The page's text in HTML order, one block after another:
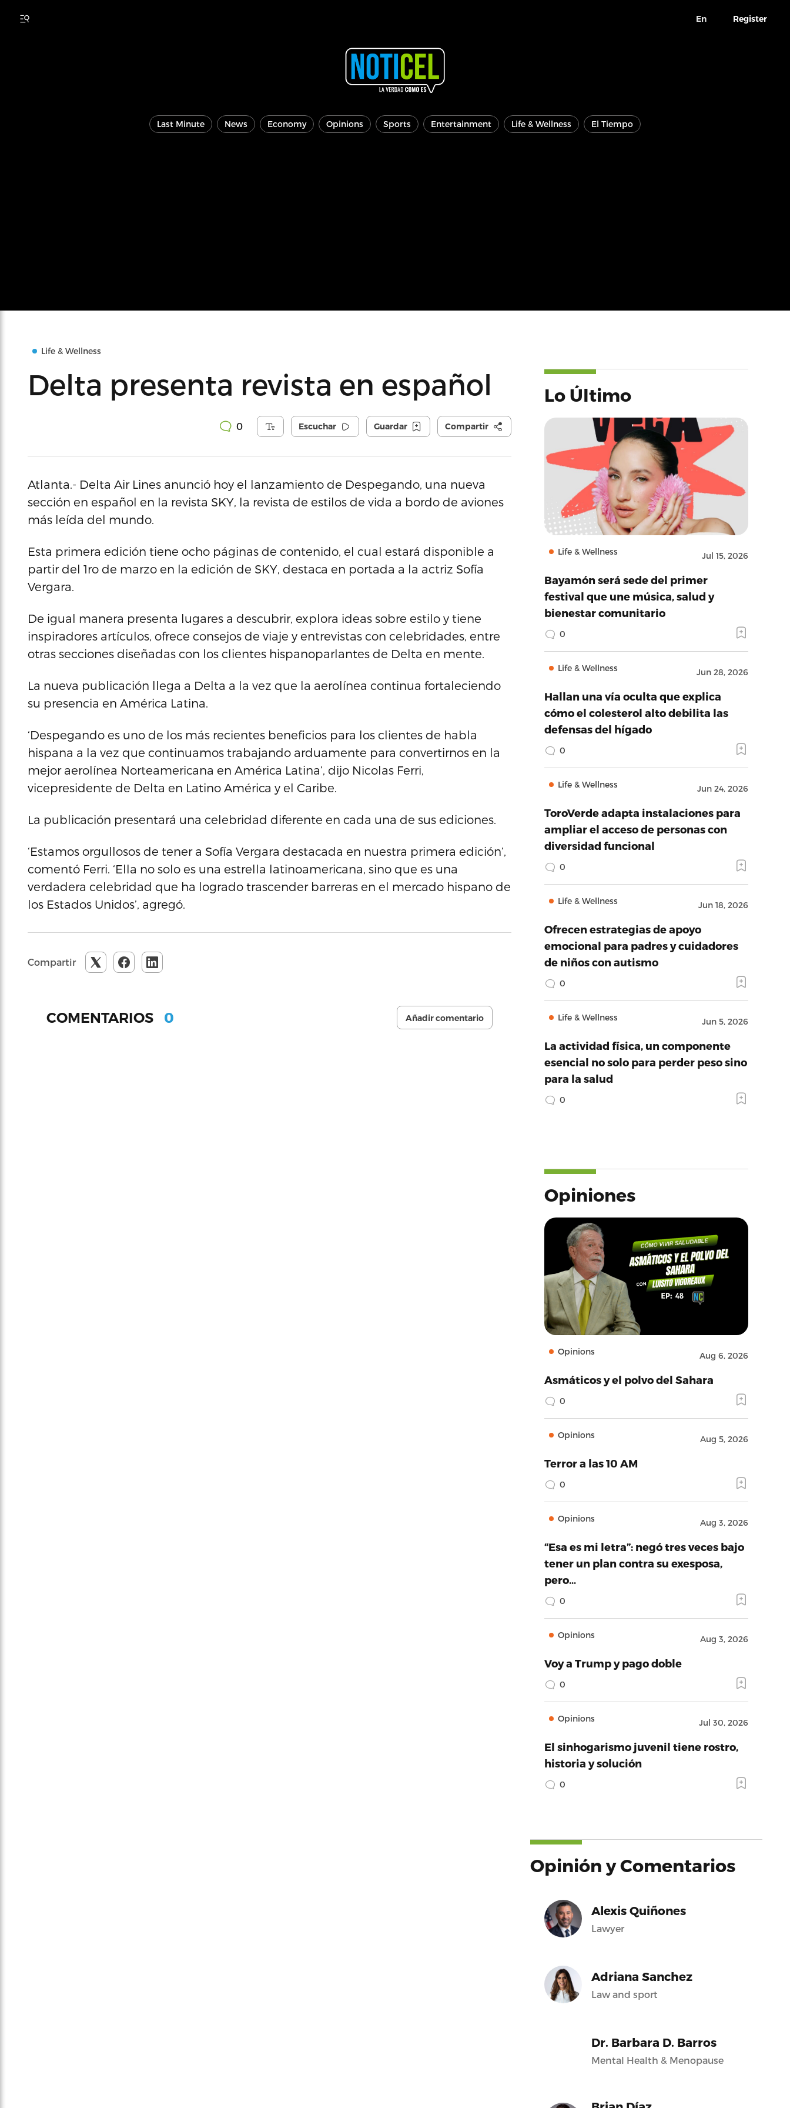
En Register
Last Minute News Economy Opinions Sports Entertainment Life & Wellness El Tiempo
Life & Wellness
Delta presenta revista en español
0 Escuchar Guardar Compartir
Atlanta.- Delta Air Lines anunció hoy el lanzamiento de Despegando, una nueva
sección en español en la revista SKY, la revista de estilos de vida a bordo de aviones
más leída del mundo.
Esta primera edición tiene ocho páginas de contenido, el cual estará disponible a
partir del 1ro de marzo en la edición de SKY, destaca en portada a la actriz Sofía
Vergara.
De igual manera presenta lugares a descubrir, explora ideas sobre estilo y tiene
inspiradores artículos, ofrece consejos de viaje y entrevistas con celebridades, entre
otras secciones diseñadas con los clientes hispanoparlantes de Delta en mente.
La nueva publicación llega a Delta a la vez que la aerolínea continua fortaleciendo
su presencia en América Latina.
‘Despegando es uno de los más recientes beneficios para los clientes de habla
hispana a la vez que continuamos trabajando arduamente para convertirnos en la
mejor aerolínea Norteamericana en América Latina’, dijo Nicolas Ferri,
vicepresidente de Delta en Latino América y el Caribe.
La publicación presentará una celebridad diferente en cada una de sus ediciones.
‘Estamos orgullosos de tener a Sofía Vergara destacada en nuestra primera edición’,
comentó Ferri. ‘Ella no solo es una estrella latinoamericana, sino que es una
verdadera celebridad que ha logrado trascender barreras en el mercado hispano de
los Estados Unidos’, agregó.
Compartir
COMENTARIOS 0 Añadir comentario
Lo Último
Life & Wellness Jul 15, 2026
Bayamón será sede del primer
festival que une música, salud y
bienestar comunitario
0
Life & Wellness Jun 28, 2026
Hallan una vía oculta que explica
cómo el colesterol alto debilita las
defensas del hígado
0
Life & Wellness Jun 24, 2026
ToroVerde adapta instalaciones para
ampliar el acceso de personas con
diversidad funcional
0
Life & Wellness Jun 18, 2026
Ofrecen estrategias de apoyo
emocional para padres y cuidadores
de niños con autismo
0
Life & Wellness Jun 5, 2026
La actividad física, un componente
esencial no solo para perder peso sino
para la salud
0
Opiniones
Opinions Aug 6, 2026
Asmáticos y el polvo del Sahara
0
Opinions Aug 5, 2026
Terror a las 10 AM
0
Opinions Aug 3, 2026
“Esa es mi letra”: negó tres veces bajo
tener un plan contra su exesposa,
pero…
0
Opinions Aug 3, 2026
Voy a Trump y pago doble
0
Opinions Jul 30, 2026
El sinhogarismo juvenil tiene rostro,
historia y solución
0
Opinión y Comentarios
Alexis Quiñones
Lawyer
Adriana Sanchez
Law and sport
Dr. Barbara D. Barros
Mental Health & Menopause